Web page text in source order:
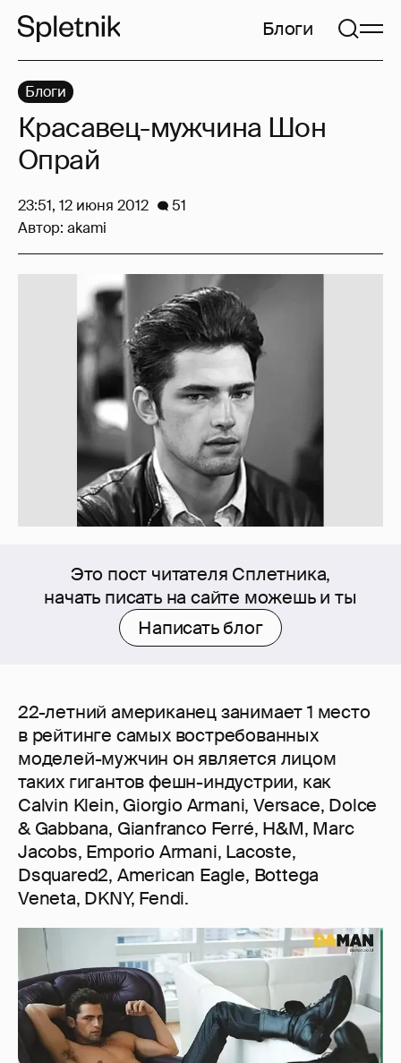
Блоги
Это пост читателя Сплетника,
начать писать на сайте можешь и ты
Написать блог
22-летний американец занимает 1 место
в рейтинге самых востребованных
моделей-мужчин он является лицом
таких гигантов фешн-индустрии, как
Calvin Klein, Giorgio Armani, Versace, Dolce
& Gabbana, Gianfranco Ferré, H&M, Marc
Jacobs, Emporio Armani, Lacoste,
Dsquared2, American Eagle, Bottega
Veneta, DKNY, Fendi.
Блоги
Красавец-мужчина Шон
Опрай
23:51, 12 июня 2012
51
Автор: akami